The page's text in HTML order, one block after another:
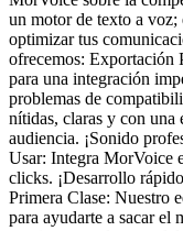
un motor de texto a voz;
optimizar tus
ofrecemos: Exportación
para una integración
problemas de
nítidas, claras y con una
audiencia. ¡Sonido
Usar: Integra MorVoice
clicks. ¡Desarrollo
Primera Clase: Nuestro
para ayudarte a sacar el